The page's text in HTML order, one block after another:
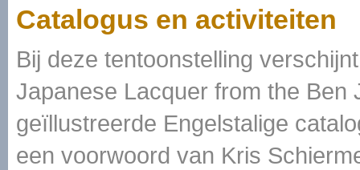
Catalogus en activiteiten
Bij deze tentoonstelling
Japanese Lacquer from the Ben
geïllustreerde Engelstalige
een voorwoord van Kris